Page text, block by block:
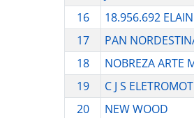
16
18.956.692
17
PAN
18
NOBREZA ARTE
19
C J S
20
NEW WOOD